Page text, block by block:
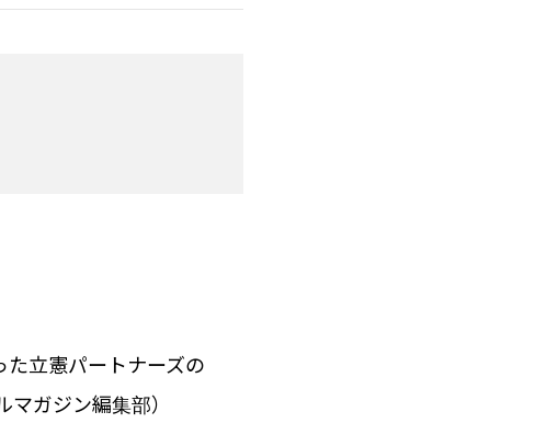
立憲パートナーズの
ガジン編集部）